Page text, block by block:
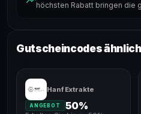
höchsten Rabatt bringen die
Gutscheincodes
Hanf Extrakte
ANGEBOT 50%